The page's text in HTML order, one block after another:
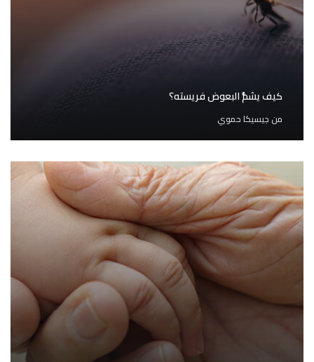
كيف يشمُّ البعوض فريسته؟
من جيسيكا حموي